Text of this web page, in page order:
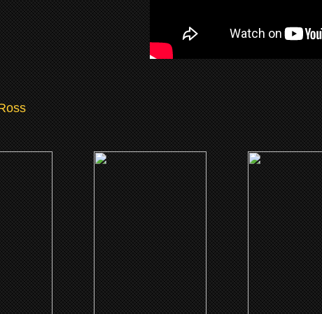
Unidos
(2020)
She Ball
CLICK ME
(2017)
The Curse of
Road
CLICK